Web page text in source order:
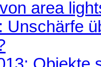
area
Unschärfe